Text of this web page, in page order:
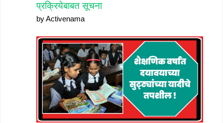
प्रक्रियेबाबत सूचना
by Activenama